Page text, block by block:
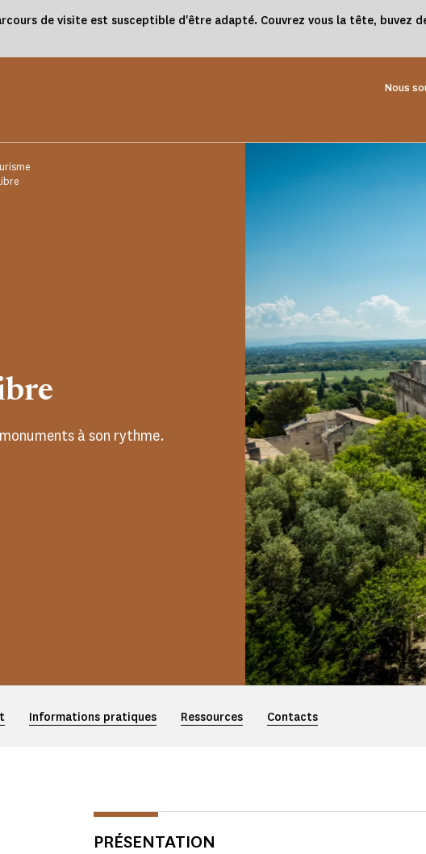
parcours de visite est susceptible d'être adapté. Couvrez vous la tête,
Nous
à son rythme.
Informations pratiques Ressources Contacts
PRÉSENTATION